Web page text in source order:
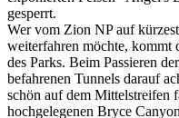
gesperrt.
Wer vom Zion NP auf
weiterfahren möchte, kommt
des Parks. Beim Passieren
befahrenen Tunnels darauf
schön auf dem Mittelstreifen
hochgelegenen Bryce